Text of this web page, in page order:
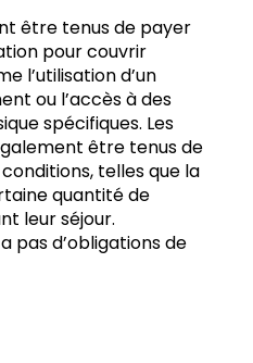
être tenus de payer
pour couvrir
l’utilisation d’un
ou l’accès à des
spécifiques. Les
être tenus de
telles que la
quantité de
leur séjour.
pas d’obligations de